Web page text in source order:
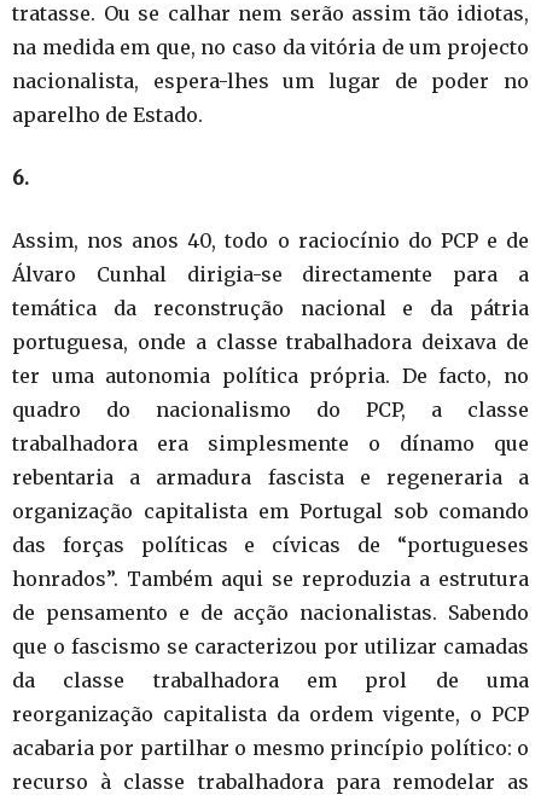
tratasse. Ou se calhar nem serão assim tão idiotas,
na medida em que, no caso da vitória de um projecto
nacionalista, espera-lhes um lugar de poder no
aparelho de Estado.
6.
Assim, nos anos 40, todo o raciocínio do PCP e de
Álvaro Cunhal dirigia-se directamente para a
temática da reconstrução nacional e da pátria
portuguesa, onde a classe trabalhadora deixava de
ter uma autonomia política própria. De facto, no
quadro do nacionalismo do PCP, a classe
trabalhadora era simplesmente o dínamo que
rebentaria a armadura fascista e regeneraria a
organização capitalista em Portugal sob comando
das forças políticas e cívicas de “portugueses
honrados”. Também aqui se reproduzia a estrutura
de pensamento e de acção nacionalistas. Sabendo
que o fascismo se caracterizou por utilizar camadas
da classe trabalhadora em prol de uma
reorganização capitalista da ordem vigente, o PCP
acabaria por partilhar o mesmo princípio político: o
recurso à classe trabalhadora para remodelar as